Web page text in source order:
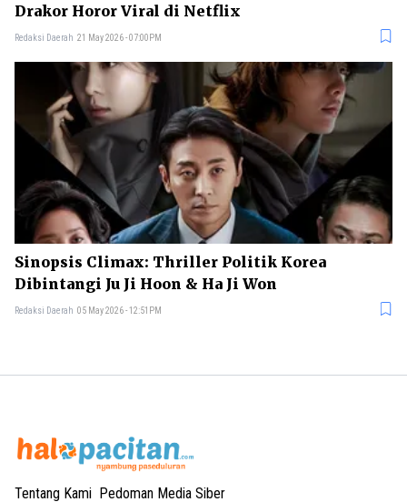
Drakor Horor Viral di Netflix
Redaksi Daerah 21 May 2026 - 07:00PM
Sinopsis Climax: Thriller Politik Korea
Dibintangi Ju Ji Hoon & Ha Ji Won
Redaksi Daerah 05 May 2026 - 12:51PM
Tentang Kami Pedoman Media Siber